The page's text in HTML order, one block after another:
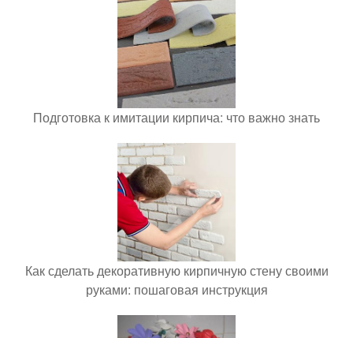
Подготовка к имитации кирпича: что важно знать
Как сделать декоративную кирпичную стену своими
руками: пошаговая инструкция